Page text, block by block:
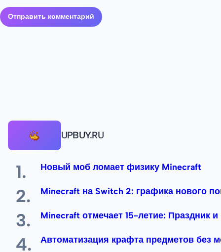
UPBUY.RU
Новый моб ломает физику Minecraft
Minecraft на Switch 2: графика нового
Minecraft отмечает 15-летие: Праздник
Автоматизация крафта предметов без